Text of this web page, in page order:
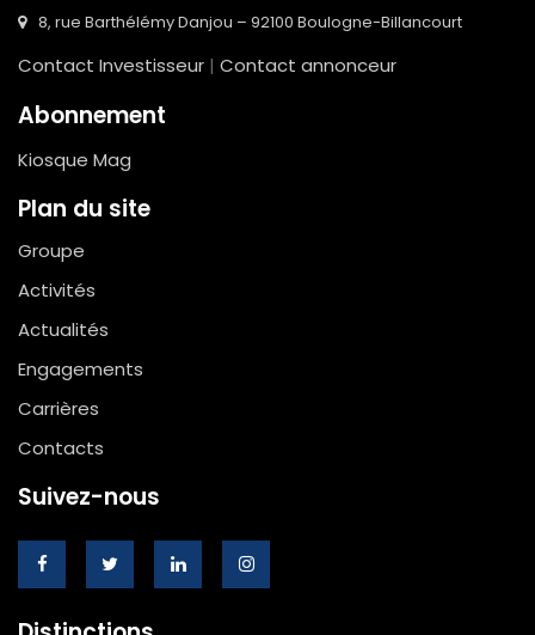
8, rue Barthélémy Danjou – 92100 Boulogne-Billancourt
Contact Investisseur | Contact annonceur
Abonnement
Kiosque Mag
Plan du site
Groupe
Activités
Actualités
Engagements
Carrières
Contacts
Suivez-nous